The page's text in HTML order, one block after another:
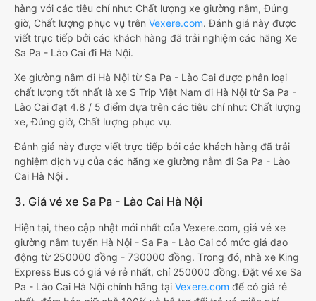
hàng với các tiêu chí như: Chất lượng xe giường nằm, Đúng
giờ, Chất lượng phục vụ trên Vexere.com. Đánh giá này được
viết trực tiếp bởi các khách hàng đã trải nghiệm các hãng Xe
Sa Pa - Lào Cai đi Hà Nội.
Xe giường nằm đi Hà Nội từ Sa Pa - Lào Cai được phân loại
chất lượng tốt nhất là xe S Trip Việt Nam đi Hà Nội từ Sa Pa -
Lào Cai đạt 4.8 / 5 điểm dựa trên các tiêu chí như: Chất lượng
xe, Đúng giờ, Chất lượng phục vụ.
Đánh giá này được viết trực tiếp bởi các khách hàng đã trải
nghiệm dịch vụ của các hãng xe giường nằm đi Sa Pa - Lào
Cai Hà Nội .
3. Giá vé xe Sa Pa - Lào Cai Hà Nội
Hiện tại, theo cập nhật mới nhất của Vexere.com, giá vé xe
giường nằm tuyến Hà Nội - Sa Pa - Lào Cai có mức giá dao
động từ 250000 đồng - 730000 đồng. Trong đó, nhà xe King
Express Bus có giá vé rẻ nhất, chỉ 250000 đồng. Đặt vé xe Sa
Pa - Lào Cai Hà Nội chính hãng tại Vexere.com để có giá rẻ